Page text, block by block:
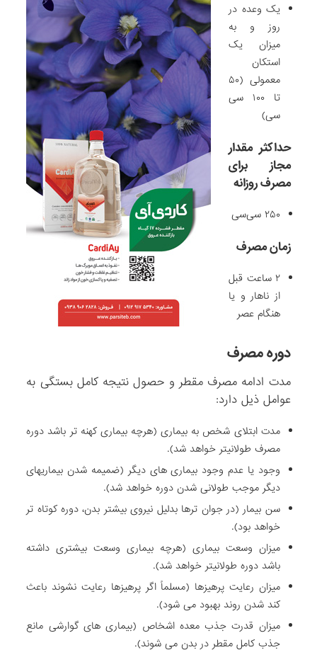
یک وعده در
روز و به
میزان یک
استکان
معمولی (۵۰
تا ۱۰۰ سی
سی)
حداکثر مقدار
مجاز برای
مصرف روزانه
۲۵۰ سی‌سی
زمان مصرف
۲ ساعت قبل
از ناهار و یا
هنگام عصر
دوره مصرف
مدت ادامه مصرف مقطر و حصول نتیجه کامل بستگی به
عوامل ذیل دارد:
مدت ابتلای شخص به بیماری (هرچه بیماری کهنه­ تر باشد دوره
مصرف طولانی­تر خواهد شد).
وجود یا عدم وجود بیماری ­های دیگر (ضمیمه شدن بیماری­های
دیگر موجب طولانی شدن دوره خواهد شد).
سن بیمار (در جوان­ ترها بدلیل نیروی بیشتر بدن، دوره کوتاه تر
خواهد بود).
میزان وسعت بیماری (هرچه بیماری وسعت بیشتری داشته
باشد دوره طولانی­تر خواهد شد).
میزان رعایت پرهیزها (مسلماً اگر پرهیزها رعایت نشوند باعث
کند شدن روند بهبود می ­شود).
میزان قدرت جذب معده اشخاص (بیماری­ های گوارشی مانع
جذب کامل مقطر در بدن می ­شوند).